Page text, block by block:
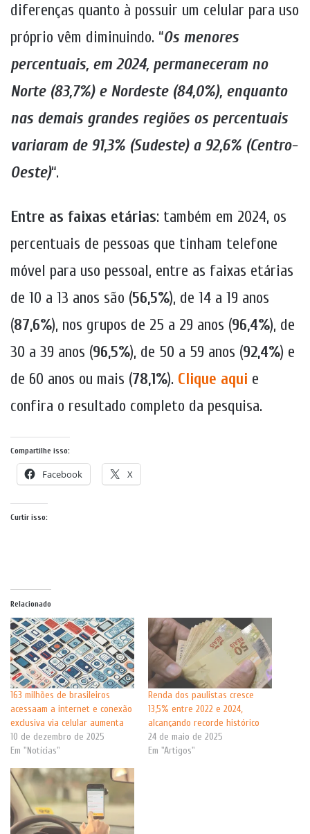
diferenças quanto à possuir um celular para uso
próprio vêm diminuindo. “Os menores
percentuais, em 2024, permaneceram no
Norte (83,7%) e Nordeste (84,0%), enquanto
nas demais grandes regiões os percentuais
variaram de 91,3% (Sudeste) a 92,6% (Centro-
Oeste)“.
Entre as faixas etárias: também em 2024, os
percentuais de pessoas que tinham telefone
móvel para uso pessoal, entre as faixas etárias
de 10 a 13 anos são (56,5%), de 14 a 19 anos
(87,6%), nos grupos de 25 a 29 anos (96,4%), de
30 a 39 anos (96,5%), de 50 a 59 anos (92,4%) e
de 60 anos ou mais (78,1%). Clique aqui e
confira o resultado completo da pesquisa.
Compartilhe isso:
Facebook X
Curtir isso:
Relacionado
163 milhões de brasileiros
acessaam a internet e conexão
exclusiva via celular aumenta
10 de dezembro de 2025
Em "Notícias"
Renda dos paulistas cresce
13,5% entre 2022 e 2024,
alcançando recorde histórico
24 de maio de 2025
Em "Artigos"